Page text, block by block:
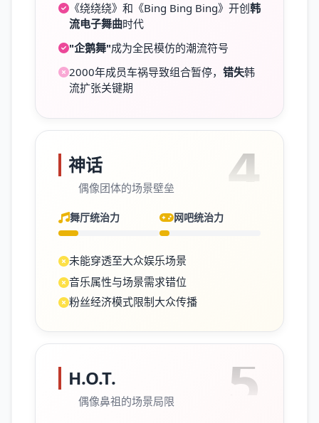
《绕绕绕》和《Bing Bing Bing》开创韩
流电子舞曲时代
"企鹅舞"成为全民模仿的潮流符号
2000年成员车祸导致组合暂停， 错失韩
流扩张关键期
神话
偶像团体的场景壁垒 4
舞厅统治力 网吧统治力
未能穿透至大众娱乐场景
音乐属性与场景需求错位
粉丝经济模式限制大众传播
H.O.T.
偶像鼻祖的场景局限 5